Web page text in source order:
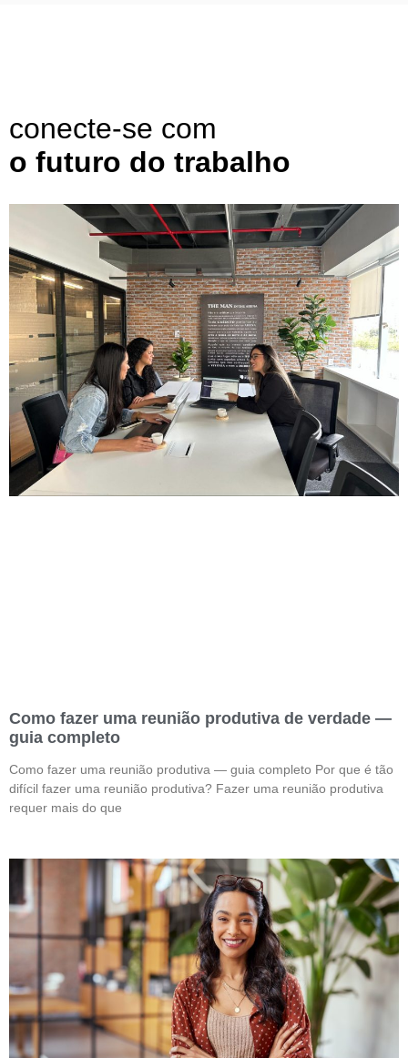
conecte-se com
o futuro do trabalho
Como fazer uma reunião produtiva de verdade —
guia completo
Como fazer uma reunião produtiva — guia completo Por que é tão
difícil fazer uma reunião produtiva? Fazer uma reunião produtiva
requer mais do que